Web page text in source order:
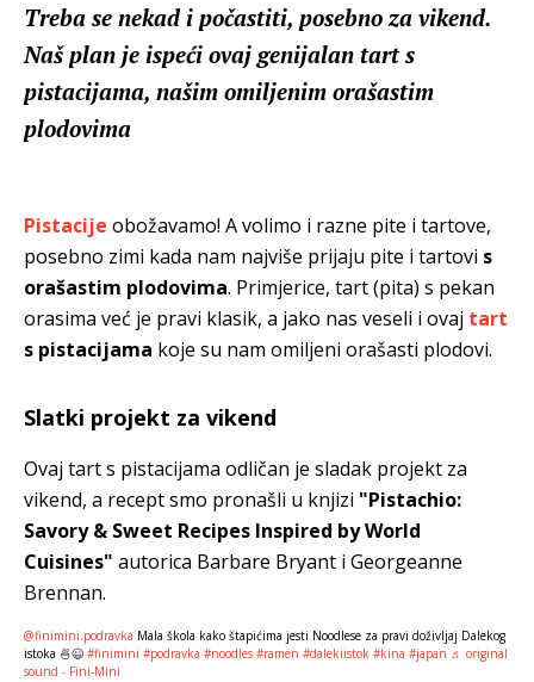
Treba se nekad i počastiti, posebno za vikend.
Naš plan je ispeći ovaj genijalan tart s
pistacijama, našim omiljenim orašastim
plodovima
Pistacije obožavamo! A volimo i razne pite i tartove,
posebno zimi kada nam najviše prijaju pite i tartovi s
orašastim plodovima. Primjerice, tart (pita) s pekan
orasima već je pravi klasik, a jako nas veseli i ovaj tart
s pistacijama koje su nam omiljeni orašasti plodovi.
Slatki projekt za vikend
Ovaj tart s pistacijama odličan je sladak projekt za
vikend, a recept smo pronašli u knjizi "Pistachio:
Savory & Sweet Recipes Inspired by World
Cuisines" autorica Barbare Bryant i Georgeanne
Brennan.
@finimini.podravka Mala škola kako štapićima jesti Noodlese za pravi doživljaj Dalekog
istoka 🍜😉 #finimini #podravka #noodles #ramen #dalekiistok #kina #japan ♬ original
sound - Fini-Mini